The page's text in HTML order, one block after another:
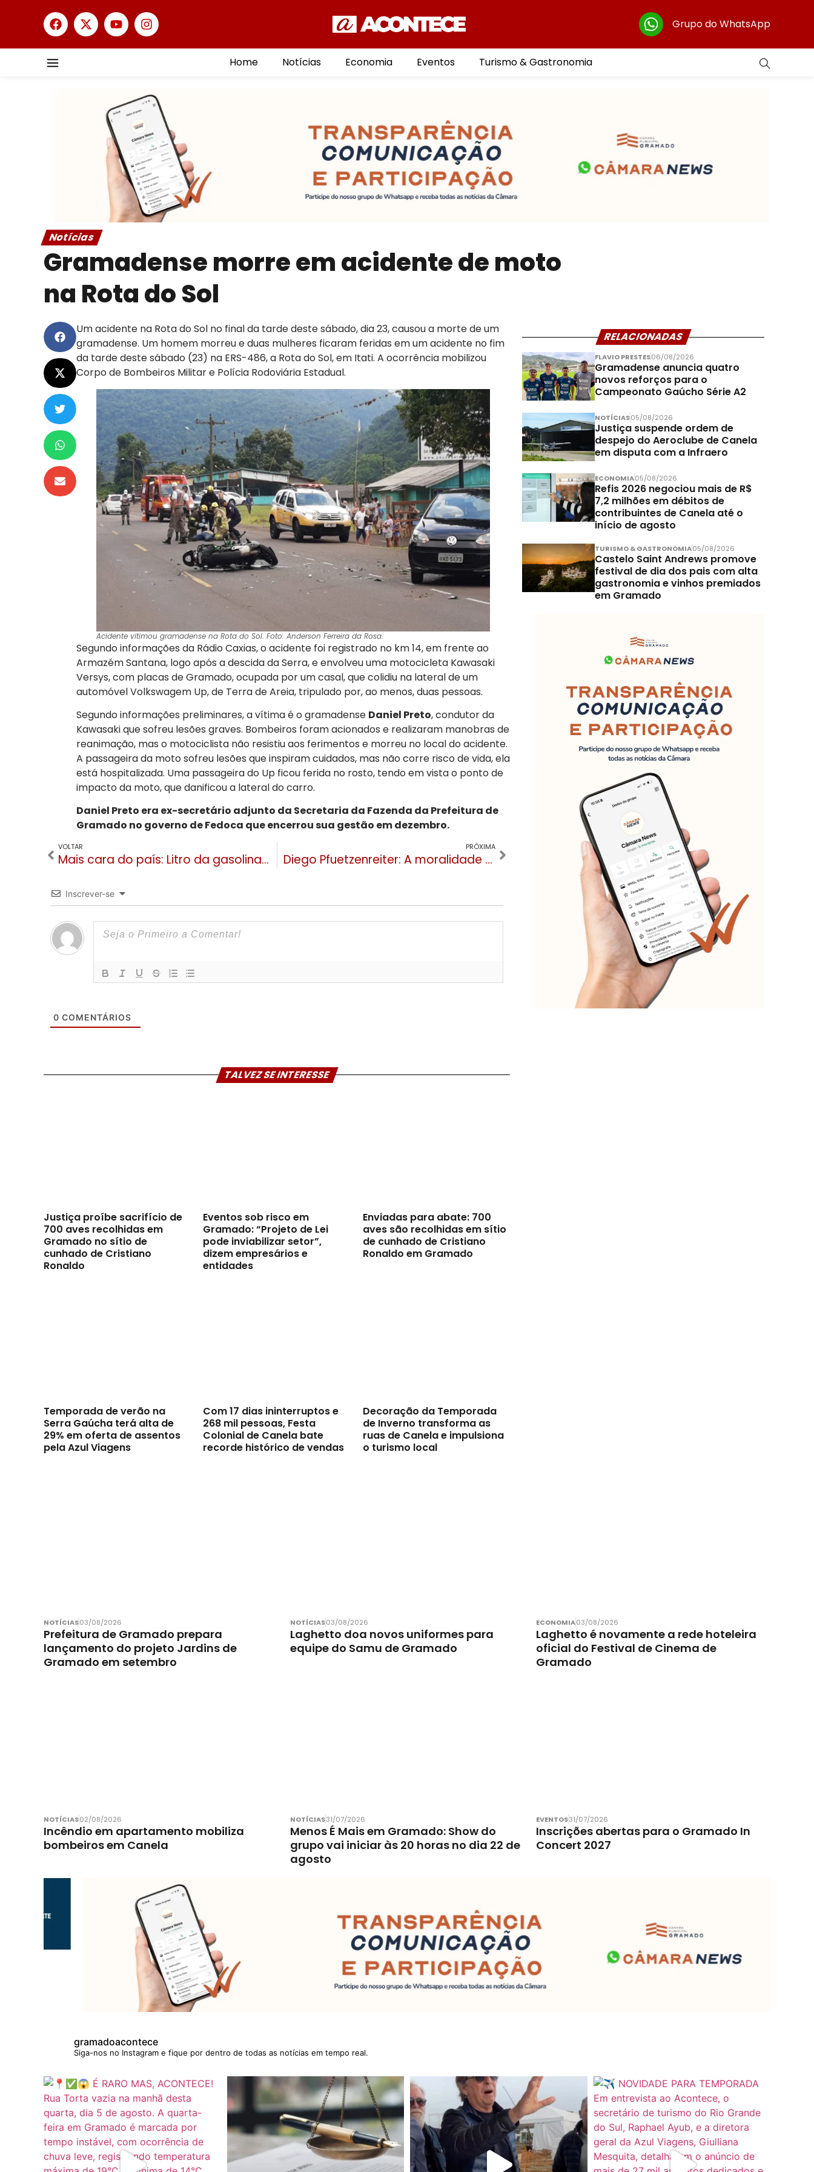
Grupo do WhatsApp
Home Notícias Economia Eventos Turismo & Gastronomia
Notícias
Gramadense morre em acidente de moto
na Rota do Sol
Um acidente na Rota do Sol no final da tarde deste sábado, dia 23, causou a morte de um
gramadense. Um homem morreu e duas mulheres ficaram feridas em um acidente no fim
da tarde deste sábado (23) na ERS-486, a Rota do Sol, em Itati. A ocorrência mobilizou
Corpo de Bombeiros Militar e Polícia Rodoviária Estadual.
Acidente vitimou gramadense na Rota do Sol. Foto: Anderson Ferreira da Rosa.
Segundo informações da Rádio Caxias, o acidente foi registrado no km 14, em frente ao
Armazém Santana, logo após a descida da Serra, e envolveu uma motocicleta Kawasaki
Versys, com placas de Gramado, ocupada por um casal, que colidiu na lateral de um
automóvel Volkswagem Up, de Terra de Areia, tripulado por, ao menos, duas pessoas.
Segundo informações preliminares, a vítima é o gramadense Daniel Preto, condutor da
Kawasaki que sofreu lesões graves. Bombeiros foram acionados e realizaram manobras de
reanimação, mas o motociclista não resistiu aos ferimentos e morreu no local do acidente.
A passageira da moto sofreu lesões que inspiram cuidados, mas não corre risco de vida, ela
está hospitalizada. Uma passageira do Up ficou ferida no rosto, tendo em vista o ponto de
impacto da moto, que danificou a lateral do carro.
Daniel Preto era ex-secretário adjunto da Secretaria da Fazenda da Prefeitura de
Gramado no governo de Fedoca que encerrou sua gestão em dezembro.
VOLTAR
Mais cara do país: Litro da gasolina comum chega a R$ 5,29 em Gramado e Canela
PRÓXIMA
Diego Pfuetzenreiter: A moralidade e a legalidade sempre andam juntas?
Inscrever-se
0 COMENTÁRIOS
TALVEZ SE INTERESSE
Justiça proíbe sacrifício de
700 aves recolhidas em
Gramado no sítio de
cunhado de Cristiano
Ronaldo
Eventos sob risco em
Gramado: “Projeto de Lei
pode inviabilizar setor”,
dizem empresários e
entidades
Enviadas para abate: 700
aves são recolhidas em sítio
de cunhado de Cristiano
Ronaldo em Gramado
Temporada de verão na
Serra Gaúcha terá alta de
29% em oferta de assentos
pela Azul Viagens
Com 17 dias ininterruptos e
268 mil pessoas, Festa
Colonial de Canela bate
recorde histórico de vendas
Decoração da Temporada
de Inverno transforma as
ruas de Canela e impulsiona
o turismo local
RELACIONADAS
FLAVIO PRESTES06/08/2026
Gramadense anuncia quatro
novos reforços para o
Campeonato Gaúcho Série A2
NOTÍCIAS05/08/2026
Justiça suspende ordem de
despejo do Aeroclube de Canela
em disputa com a Infraero
ECONOMIA05/08/2026
Refis 2026 negociou mais de R$
7,2 milhões em débitos de
contribuintes de Canela até o
início de agosto
TURISMO & GASTRONOMIA05/08/2026
Castelo Saint Andrews promove
festival de dia dos pais com alta
gastronomia e vinhos premiados
em Gramado
NOTÍCIAS03/08/2026
Prefeitura de Gramado prepara
lançamento do projeto Jardins de
Gramado em setembro
NOTÍCIAS03/08/2026
Laghetto doa novos uniformes para
equipe do Samu de Gramado
ECONOMIA03/08/2026
Laghetto é novamente a rede hoteleira
oficial do Festival de Cinema de
Gramado
NOTÍCIAS02/08/2026
Incêndio em apartamento mobiliza
bombeiros em Canela
NOTÍCIAS31/07/2026
Menos É Mais em Gramado: Show do
grupo vai iniciar às 20 horas no dia 22 de
agosto
EVENTOS31/07/2026
Inscrições abertas para o Gramado In
Concert 2027
gramadoacontece
Siga-nos no Instagram e fique por dentro de todas as notícias em tempo real.